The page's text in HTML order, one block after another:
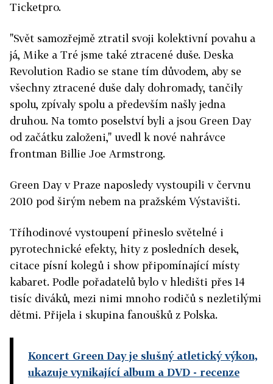
Ticketpro.
"Svět samozřejmě ztratil svoji kolektivní povahu a
já, Mike a Tré jsme také ztracené duše. Deska
Revolution Radio se stane tím důvodem, aby se
všechny ztracené duše daly dohromady, tančily
spolu, zpívaly spolu a především našly jedna
druhou. Na tomto poselství byli a jsou Green Day
od začátku založeni," uvedl k nové nahrávce
frontman Billie Joe Armstrong.
Green Day v Praze naposledy vystoupili v červnu
2010 pod širým nebem na pražském Výstavišti.
Tříhodinové vystoupení přineslo světelné i
pyrotechnické efekty, hity z posledních desek,
citace písní kolegů i show připomínající místy
kabaret. Podle pořadatelů bylo v hledišti přes 14
tisíc diváků, mezi nimi mnoho rodičů s nezletilými
dětmi. Přijela i skupina fanoušků z Polska.
Koncert Green Day je slušný atletický výkon,
ukazuje vynikající album a DVD - recenze